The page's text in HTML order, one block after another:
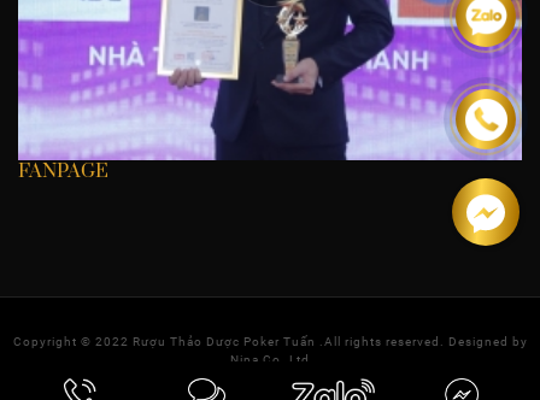
FANPAGE
Copyright © 2022 Rượu Thảo Dược Poker Tuấn
.All rights reserved. Designed by
Nina Co.,Ltd